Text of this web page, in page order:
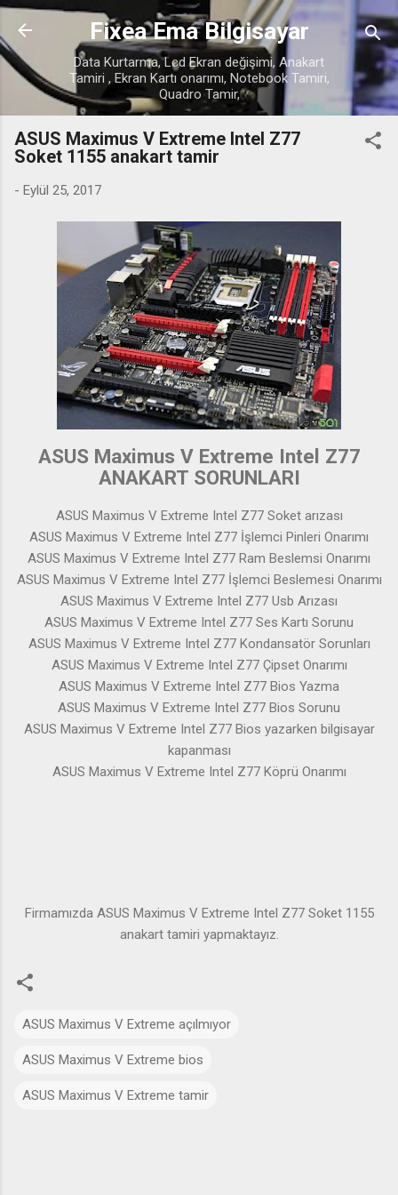
Ana içeriğe atla
Fixea Ema Bilgisayar
Data Kurtarma, Lcd Ekran değişimi, Anakart
Tamiri , Ekran Kartı onarımı, Notebook Tamiri,
Quadro Tamir,
ASUS Maximus V Extreme Intel Z77
Soket 1155 anakart tamir
- Eylül 25, 2017
ASUS Maximus V Extreme Intel Z77
ANAKART SORUNLARI
ASUS Maximus V Extreme Intel Z77 Soket arızası
ASUS Maximus V Extreme Intel Z77 İşlemci Pinleri Onarımı
ASUS Maximus V Extreme Intel Z77 Ram Beslemsi Onarımı
ASUS Maximus V Extreme Intel Z77 İşlemci Beslemesi Onarımı
ASUS Maximus V Extreme Intel Z77 Usb Arızası
ASUS Maximus V Extreme Intel Z77 Ses Kartı Sorunu
ASUS Maximus V Extreme Intel Z77 Kondansatör Sorunları
ASUS Maximus V Extreme Intel Z77 Çipset Onarımı
ASUS Maximus V Extreme Intel Z77 Bios Yazma
ASUS Maximus V Extreme Intel Z77 Bios Sorunu
ASUS Maximus V Extreme Intel Z77 Bios yazarken bilgisayar
kapanması
ASUS Maximus V Extreme Intel Z77 Köprü Onarımı
Firmamızda ASUS Maximus V Extreme Intel Z77 Soket 1155
anakart tamiri yapmaktayız.
ASUS Maximus V Extreme açılmıyor
ASUS Maximus V Extreme bios
ASUS Maximus V Extreme tamir